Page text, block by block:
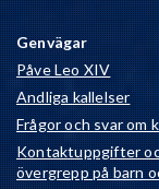
Genvägar
Påve Leo XIV
Andliga kallelser
Frågor och svar om
Kontaktuppgifter
övergrepp på barn